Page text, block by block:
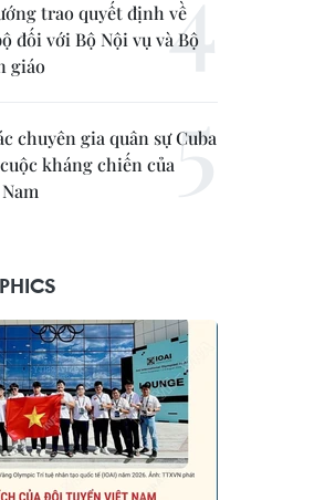
trao quyết định về
đối với Bộ Nội vụ và Bộ
giáo
chuyên gia quân sự Cuba
kháng chiến của